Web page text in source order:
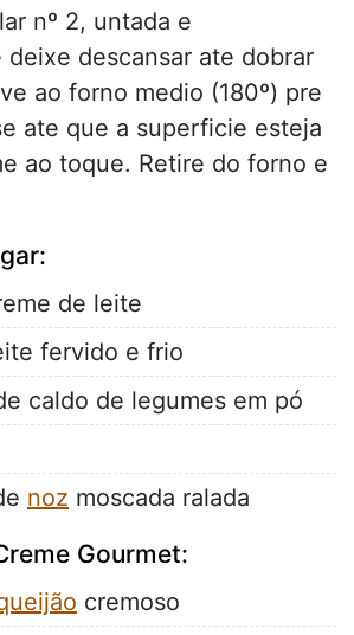
nº 2, untada e
deixe descansar ate dobrar
ao forno medio (180º) pre
ate que a superficie esteja
ao toque. Retire do forno e
de leite
fervido e frio
caldo de legumes em pó
noz moscada ralada
Gourmet:
cremoso